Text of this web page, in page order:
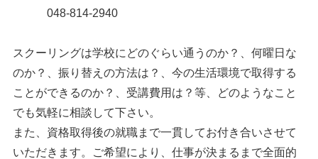
048-814-2940
スクーリングは学校にどのぐらい通うのか？、何曜日な
のか？、振り替えの方法は？、今の生活環境で取得する
ことができるのか？、受講費用は？等、どのようなこと
でも気軽に相談して下さい。
また、資格取得後の就職まで一貫してお付き合いさせて
いただきます。ご希望により、仕事が決まるまで全面的